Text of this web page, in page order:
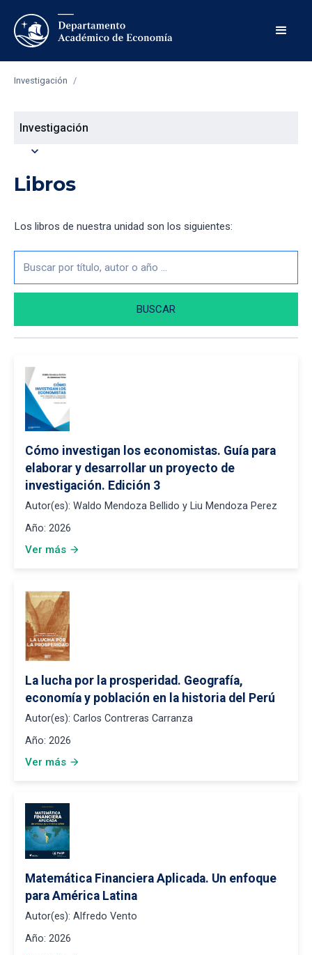
Investigación /
Investigación
expand_more
Libros
Los libros de nuestra unidad son los siguientes:
Cómo investigan los economistas. Guía para
elaborar y desarrollar un proyecto de
investigación. Edición 3
Autor(es): Waldo Mendoza Bellido y Liu Mendoza Perez
Año: 2026
Ver más arrow_forward
La lucha por la prosperidad. Geografía,
economía y población en la historia del Perú
Autor(es): Carlos Contreras Carranza
Año: 2026
Ver más arrow_forward
Matemática Financiera Aplicada. Un enfoque
para América Latina
Autor(es): Alfredo Vento
Año: 2026